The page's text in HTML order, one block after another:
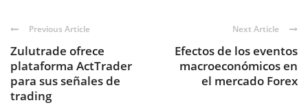
Previous Article
Zulutrade ofrece
plataforma ActTrader
para sus señales de
trading
Next Article
Efectos de los eventos
macroeconómicos en
el mercado Forex